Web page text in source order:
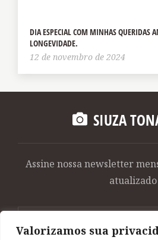
Valorizamos sua
DIA ESPECIAL COM MINHAS QUERIDAS
LONGEVIDADE.
12 de novembro de 2024
SIUZA
Assine nossa newsletter
atualizado